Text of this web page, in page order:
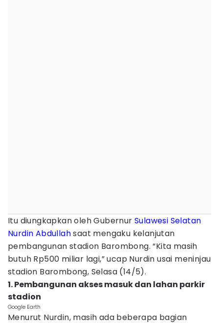
Itu diungkapkan oleh Gubernur Sulawesi Selatan
Nurdin Abdullahsaat mengaku kelanjutan
pembangunan stadion Barombong. “Kita masih
butuh Rp500 miliar lagi,” ucap Nurdin usai meninjau
stadion Barombong, Selasa (14/5).
1. Pembangunan akses masuk dan lahan parkir
stadion
Google Earth
Menurut Nurdin, masih ada beberapa bagian